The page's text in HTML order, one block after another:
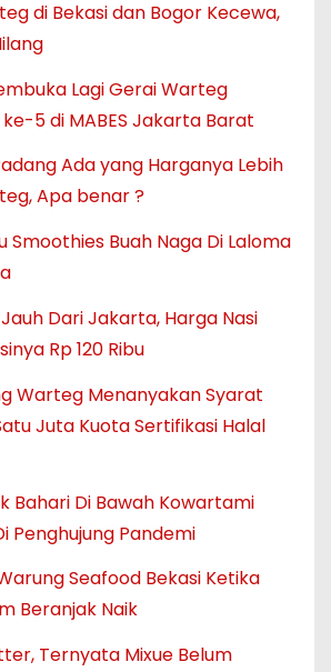
di Bekasi dan Bogor Kecewa,
Lagi Gerai Warteg
5 di MABES Jakarta Barat
Ada yang Harganya Lebih
Apa benar ?
Smoothies Buah Naga Di Laloma
Dari Jakarta, Harga Nasi
Rp 120 Ribu
Warteg Menanyakan Syarat
Juta Kuota Sertifikasi Halal
Bahari Di Bawah Kowartami
Penghujung Pandemi
Seafood Bekasi Ketika
Beranjak Naik
Ternyata Mixue Belum